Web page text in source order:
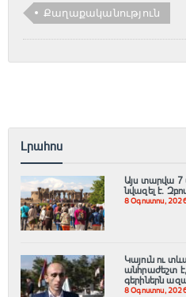
Քաղաքականություն
Լրահոս
Այս տարվա 7
նվազել է.
8 Օգոստոս,
Կայուն ու
անհրաժեշտ
գերիներն
8 Օգոստոս,